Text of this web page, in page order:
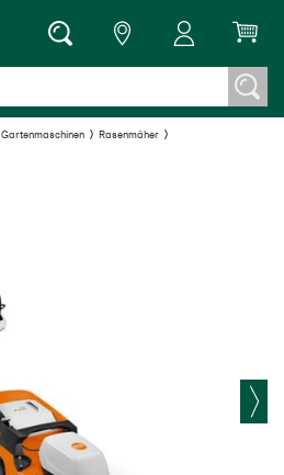
Gartenmaschinen
Rasenmäher